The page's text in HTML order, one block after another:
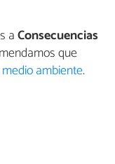
aConsecuencias
que
ambiente.